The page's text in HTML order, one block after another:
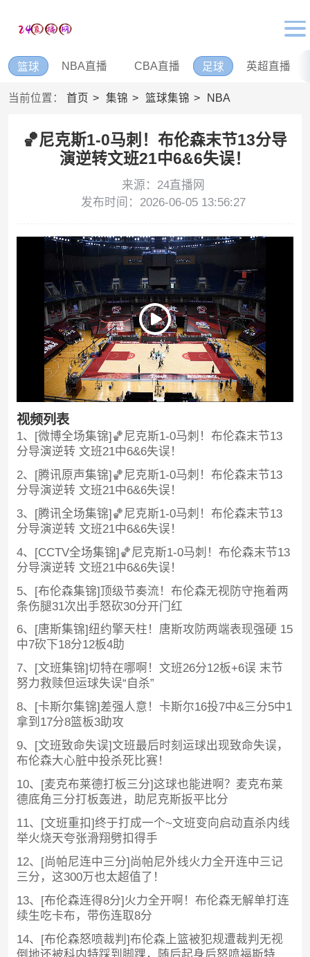
篮球 NBA直播 CBA直播 足球 英超直播
当前位置： 首页 集锦 篮球集锦 NBA
🏀尼克斯1-0马刺！布伦森末节13分导
演逆转文班21中6&6失误！
来源：24直播网
发布时间：2026-06-05 13:56:27
视频列表
1、[微博全场集锦]🏀尼克斯1-0马刺！布伦森末节13
分导演逆转 文班21中6&6失误！
2、[腾讯原声集锦]🏀尼克斯1-0马刺！布伦森末节13
分导演逆转 文班21中6&6失误！
3、[腾讯全场集锦]🏀尼克斯1-0马刺！布伦森末节13
分导演逆转 文班21中6&6失误！
4、[CCTV全场集锦]🏀尼克斯1-0马刺！布伦森末节13
分导演逆转 文班21中6&6失误！
5、[布伦森集锦]顶级节奏流！布伦森无视防守拖着两
条伤腿31次出手怒砍30分开门红
6、[唐斯集锦]纽约擎天柱！唐斯攻防两端表现强硬 15
中7砍下18分12板4助
7、[文班集锦]切特在哪啊！文班26分12板+6误 末节
努力救赎但运球失误“自杀”
8、[卡斯尔集锦]差强人意！卡斯尔16投7中&三分5中1
拿到17分8篮板3助攻
9、[文班致命失误]文班最后时刻运球出现致命失误，
布伦森大心脏中投杀死比赛！
10、[麦克布莱德打板三分]这球也能进啊？麦克布莱
德底角三分打板轰进，助尼克斯扳平比分
11、[文班重扣]终于打成一个~文班变向启动直杀内线
举火烧天夸张滑翔劈扣得手
12、[尚帕尼连中三分]尚帕尼外线火力全开连中三记
三分，这300万也太超值了！
13、[布伦森连得8分]火力全开啊！布伦森无解单打连
续生吃卡布，带伤连取8分
14、[布伦森怒喷裁判]布伦森上篮被犯规遭裁判无视